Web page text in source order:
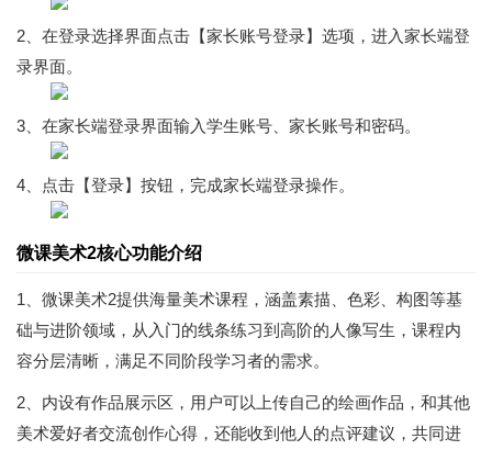
2、在登录选择界面点击【家长账号登录】选项，进入家长端登
录界面。
3、在家长端登录界面输入学生账号、家长账号和密码。
4、点击【登录】按钮，完成家长端登录操作。
微课美术2核心功能介绍
1、微课美术2提供海量美术课程，涵盖素描、色彩、构图等基
础与进阶领域，从入门的线条练习到高阶的人像写生，课程内
容分层清晰，满足不同阶段学习者的需求。
2、内设有作品展示区，用户可以上传自己的绘画作品，和其他
美术爱好者交流创作心得，还能收到他人的点评建议，共同进